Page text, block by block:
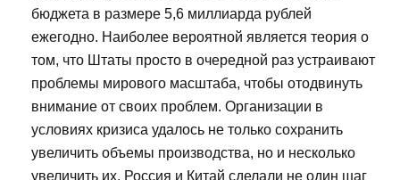
бюджета в размере 5,6 миллиарда рублей
ежегодно. Наиболее вероятной является теория о
том, что Штаты просто в очередной раз устраивают
проблемы мирового масштаба, чтобы отодвинуть
внимание от своих проблем. Организации в
условиях кризиса удалось не только сохранить
увеличить объемы производства, но и несколько
увеличить их. Россия и Китай сделали не один шаг